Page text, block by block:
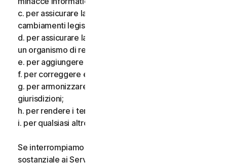
c. per assicurare la conformità alla legge e riflettere i
cambiamenti legislativi;
d. per assicurare la conformità ai requisiti imposti da
un organismo di regolamentazione;
e. per aggiungere funzionalità aggiuntive;
f. per correggere eventuali errori;
g. per armonizzare i servizi o i termini in più
giurisdizioni;
h. per rendere i termini più chiari; e
i. per qualsiasi altro valido motivo.
Se interrompiamo i Servizi, apportiamo una modifica
sostanziale ai Servizi che potrebbe essere